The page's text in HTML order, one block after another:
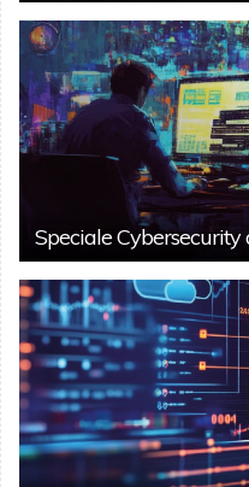
Speciale Cybersecurity